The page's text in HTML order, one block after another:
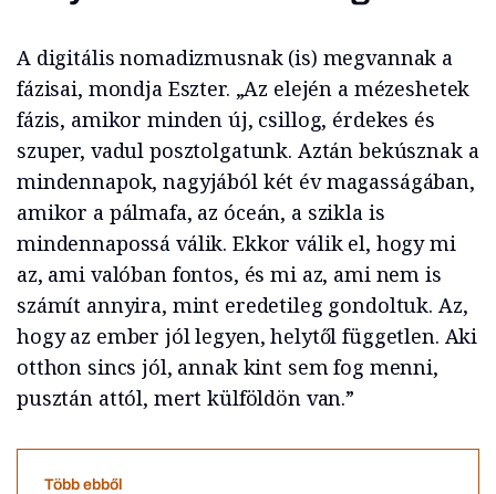
A digitális nomadizmusnak (is) megvannak a
fázisai, mondja Eszter. „Az elején a mézeshetek
fázis, amikor minden új, csillog, érdekes és
szuper, vadul posztolgatunk. Aztán bekúsznak a
mindennapok, nagyjából két év magasságában,
amikor a pálmafa, az óceán, a szikla is
mindennapossá válik. Ekkor válik el, hogy mi
az, ami valóban fontos, és mi az, ami nem is
számít annyira, mint eredetileg gondoltuk. Az,
hogy az ember jól legyen, helytől független. Aki
otthon sincs jól, annak kint sem fog menni,
pusztán attól, mert külföldön van.”
Több ebből